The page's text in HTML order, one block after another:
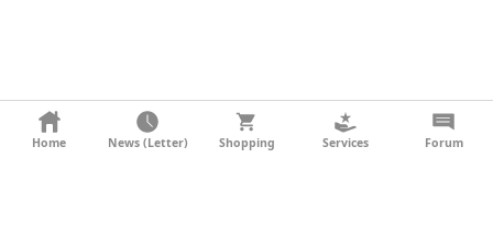
KONTAKT
Home News (Letter) Shopping Services Forum